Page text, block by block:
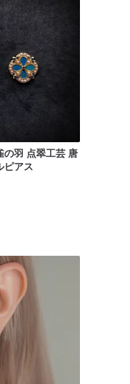
の羽 点翠工芸 唐
ピアス